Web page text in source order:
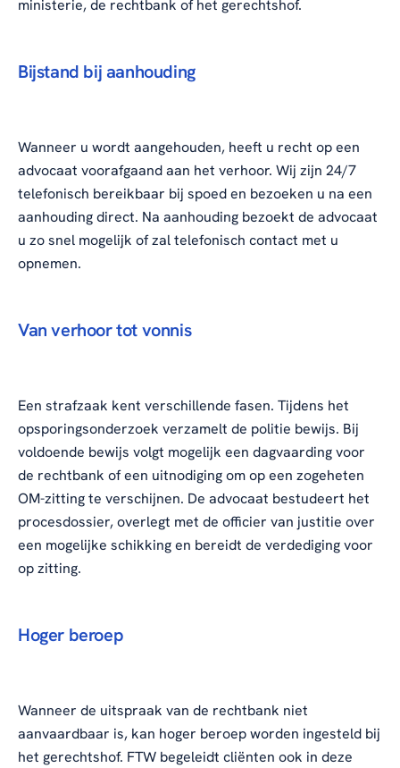
ministerie, de rechtbank of het gerechtshof.
Bijstand bij aanhouding
Wanneer u wordt aangehouden, heeft u recht op een
advocaat voorafgaand aan het verhoor. Wij zijn 24/7
telefonisch bereikbaar bij spoed en bezoeken u na een
aanhouding direct. Na aanhouding bezoekt de advocaat
u zo snel mogelijk of zal telefonisch contact met u
opnemen.
Van verhoor tot vonnis
Een strafzaak kent verschillende fasen. Tijdens het
opsporingsonderzoek verzamelt de politie bewijs. Bij
voldoende bewijs volgt mogelijk een dagvaarding voor
de rechtbank of een uitnodiging om op een zogeheten
OM-zitting te verschijnen. De advocaat bestudeert het
procesdossier, overlegt met de officier van justitie over
een mogelijke schikking en bereidt de verdediging voor
op zitting.
Hoger beroep
Wanneer de uitspraak van de rechtbank niet
aanvaardbaar is, kan hoger beroep worden ingesteld bij
het gerechtshof. FTW begeleidt cliënten ook in deze